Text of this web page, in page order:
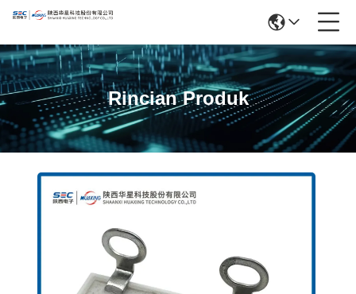
Rincian Produk